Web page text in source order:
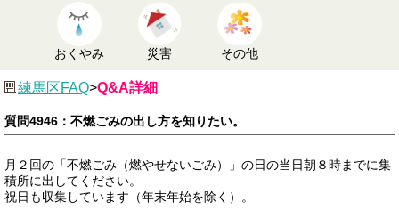
おくやみ 災害 その他
練馬区FAQ>Q&A詳細
質問4946：不燃ごみの出し方を知りたい。
月２回の「不燃ごみ（燃やせないごみ）」の日の当日朝８時までに集
積所に出してください。
祝日も収集しています（年末年始を除く）。